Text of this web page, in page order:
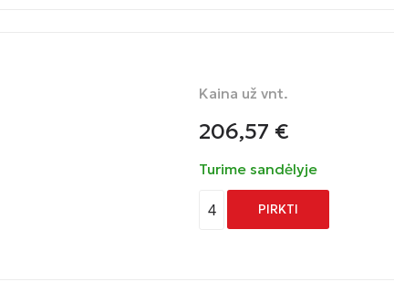
Kaina už vnt.
206,57 €
Turime sandėlyje
4 PIRKTI